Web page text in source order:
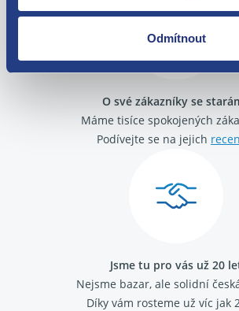
Odmítnout
O své zákazníky se
Máme tisíce spokojených
Podívejte se na jejich
Jsme tu pro vás už 20
Nejsme bazar, ale solidní
Díky vám rosteme už víc jak